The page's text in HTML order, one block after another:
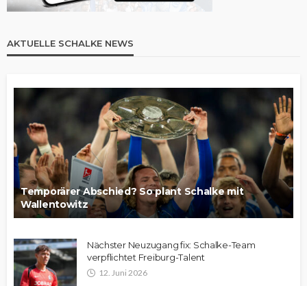
AKTUELLE SCHALKE NEWS
Temporärer Abschied? So plant Schalke mit
Wallentowitz
Nächster Neuzugang fix: Schalke-Team
verpflichtet Freiburg-Talent
12. Juni 2026